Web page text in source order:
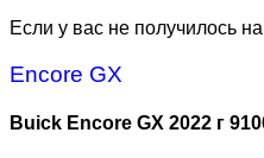
Если у вас не получилось
Encore GX
Buick Encore GX 2022 г